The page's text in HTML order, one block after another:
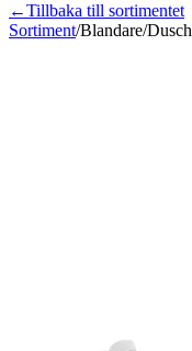
←Tillbaka till sortimentet
Sortiment/Blandare/